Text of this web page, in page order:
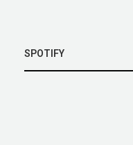
SPOTIFY